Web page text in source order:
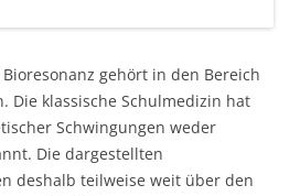
gehört in den Bereich
Die klassische Schulmedizin hat
Schwingungen weder
Die dargestellten
deshalb teilweise weit über den